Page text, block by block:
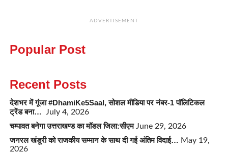
ADVERTISEMENT
Popular Post
Recent Posts
देशभर में गूंजा #DhamiKe5Saal, सोशल मीडिया पर नंबर-1 पॉलिटिकल
ट्रेंड बना… July 4, 2026
चम्पावत बनेगा उत्तराखण्ड का मॉडल जिला:सीएम June 29, 2026
जनरल खंडूरी को राजकीय सम्मान के साथ दी गई अंतिम विदाई… May 19,
2026